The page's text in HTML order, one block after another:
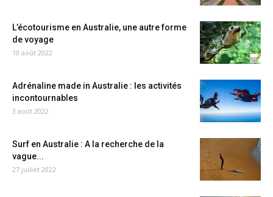
L’écotourisme en Australie, une autre forme
de voyage
10 août 2022
Adrénaline made in Australie : les activités
incontournables
3 août 2022
Surf en Australie : A la recherche de la
vague...
27 juillet 2022